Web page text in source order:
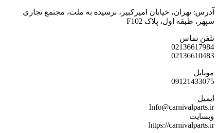
آدرس: تهران، خیابان امیرکبیر، نرسیده به ملت، مجتمع تجاری
سپهر، طبقه اول، پلاک F102
تلفن تماس
02136617984
02136610483
موبایل
09121433075
ایمیل
Info@carnivalparts.ir
وبسایت
https://carnivalparts.ir